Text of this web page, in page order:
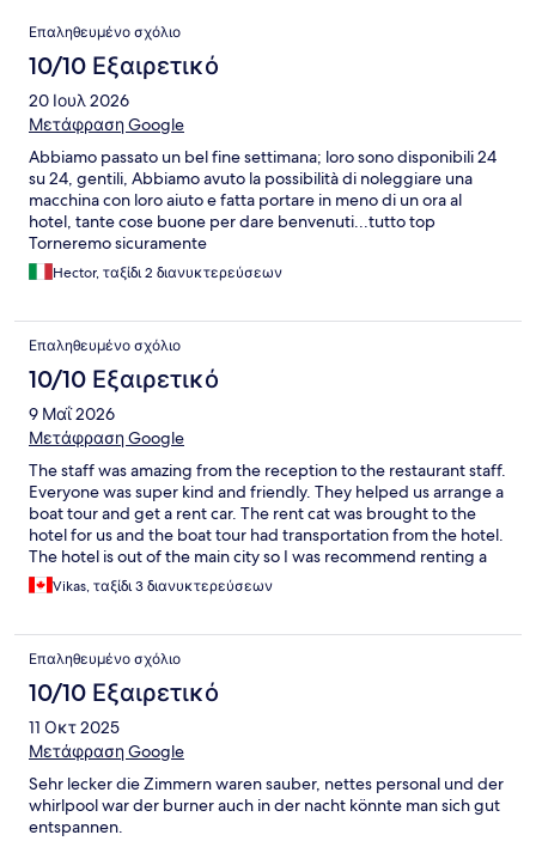
Σχόλια
Επαληθευμένο σχόλιο
10/10 Εξαιρετικό
20 Ιουλ 2026
Μετάφραση Google
Abbiamo passato un bel fine settimana; loro sono disponibili 24
su 24, gentili, Abbiamo avuto la possibilità di noleggiare una
macchina con loro aiuto e fatta portare in meno di un ora al
hotel, tante cose buone per dare benvenuti...tutto top
Torneremo sicuramente
Hector, ταξίδι 2 διανυκτερεύσεων
Επαληθευμένο σχόλιο
10/10 Εξαιρετικό
9 Μαΐ 2026
Μετάφραση Google
The staff was amazing from the reception to the restaurant staff.
Everyone was super kind and friendly. They helped us arrange a
boat tour and get a rent car. The rent cat was brought to the
hotel for us and the boat tour had transportation from the hotel.
The hotel is out of the main city so I was recommend renting a
car it made getting around easier. Overall great experience, we
would definitely book with them again.
Vikas, ταξίδι 3 διανυκτερεύσεων
Επαληθευμένο σχόλιο
10/10 Εξαιρετικό
11 Οκτ 2025
Μετάφραση Google
Sehr lecker die Zimmern waren sauber, nettes personal und der
whirlpool war der burner auch in der nacht könnte man sich gut
entspannen.